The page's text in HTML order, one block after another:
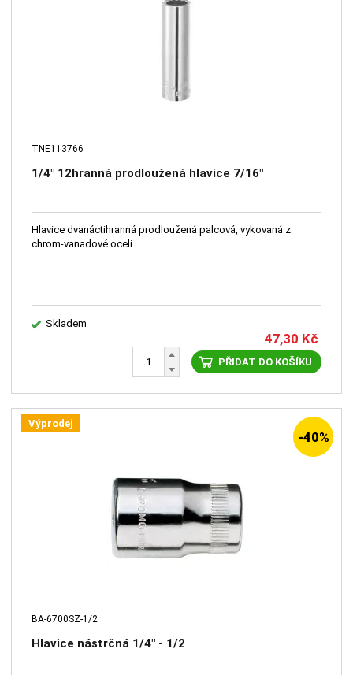
TNE113766
1/4" 12hranná prodloužená hlavice 7/16"
Hlavice dvanáctihranná prodloužená palcová, vykovaná z
chrom-vanadové oceli
Skladem
47,30 Kč
PŘIDAT DO KOŠÍKU
Výprodej
-40%
BA-6700SZ-1/2
Hlavice nástrčná 1/4" - 1/2